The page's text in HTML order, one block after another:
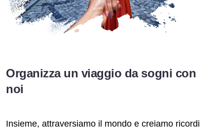
Organizza un viaggio da sogni con
noi
Insieme, attraversiamo il mondo e creiamo ricordi